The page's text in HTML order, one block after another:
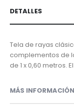
DETALLES
Tela de rayas
complementos de
de 1 x 0,60 metros.
MÁS INFORMACIÓN